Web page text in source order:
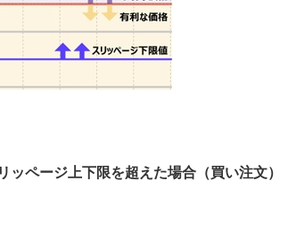
ッページ上下限を超えた場合（買い注文）